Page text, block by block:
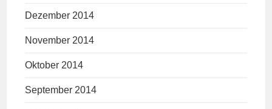
Dezember 2014
November 2014
Oktober 2014
September 2014